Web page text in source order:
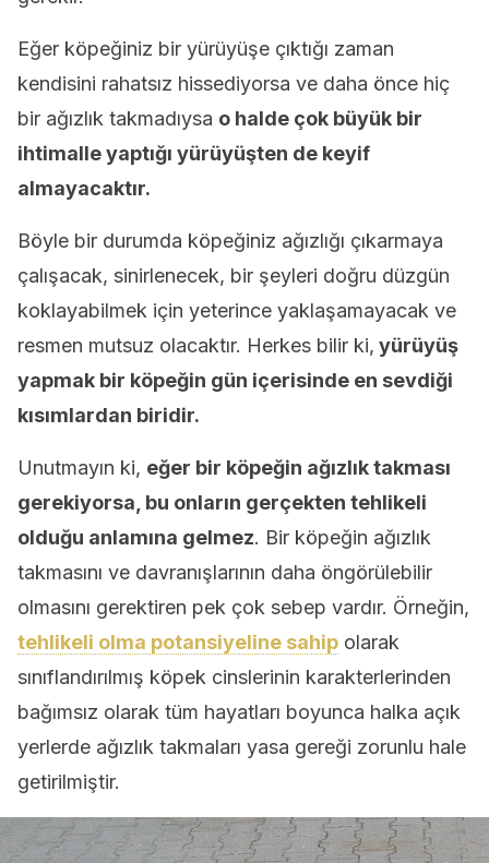
Eğer köpeğiniz bir yürüyüşe çıktığı zaman
kendisini rahatsız hissediyorsa ve daha önce hiç
bir ağızlık takmadıysa o halde çok büyük bir
ihtimalle yaptığı yürüyüşten de keyif
almayacaktır.
Böyle bir durumda köpeğiniz ağızlığı çıkarmaya
çalışacak, sinirlenecek, bir şeyleri doğru düzgün
koklayabilmek için yeterince yaklaşamayacak ve
resmen mutsuz olacaktır. Herkes bilir ki, yürüyüş
yapmak bir köpeğin gün içerisinde en sevdiği
kısımlardan biridir.
Unutmayın ki, eğer bir köpeğin ağızlık takması
gerekiyorsa, bu onların gerçekten tehlikeli
olduğu anlamına gelmez. Bir köpeğin ağızlık
takmasını ve davranışlarının daha öngörülebilir
olmasını gerektiren pek çok sebep vardır. Örneğin,
tehlikeli olma potansiyeline sahip olarak
sınıflandırılmış köpek cinslerinin karakterlerinden
bağımsız olarak tüm hayatları boyunca halka açık
yerlerde ağızlık takmaları yasa gereği zorunlu hale
getirilmiştir.